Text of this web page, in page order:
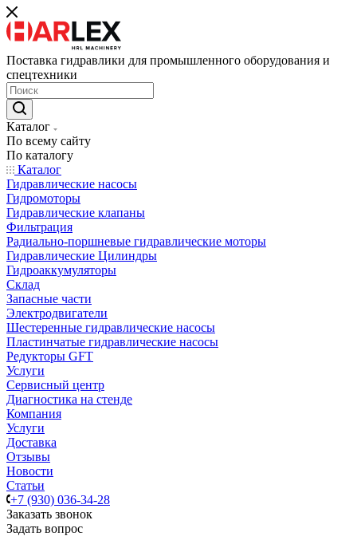
Поставка гидравлики для промышленного оборудования и
спецтехники
Каталог
По всему сайту
По каталогу
Каталог
Гидравлические насосы
Гидромоторы
Гидравлические клапаны
Фильтрация
Радиально-поршневые гидравлические моторы
Гидравлические Цилиндры
Гидроаккумуляторы
Склад
Запасные части
Электродвигатели
Шестеренные гидравлические насосы
Пластинчатые гидравлические насосы
Редукторы GFT
Услуги
Сервисный центр
Диагностика на стенде
Компания
Услуги
Доставка
Отзывы
Новости
Статьи
+7 (930) 036-34-28
Заказать звонок
Задать вопрос